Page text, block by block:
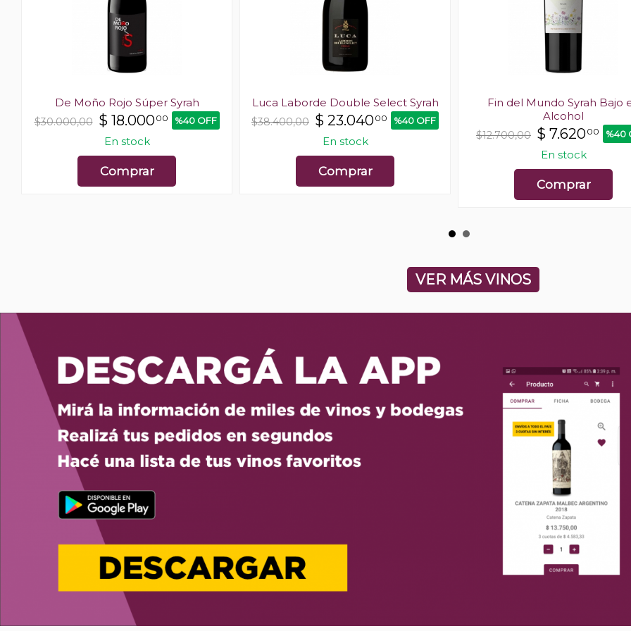
De Moño Rojo Súper Syrah
$30.000,00 $ 18.00000 %40 OFF
En stock
Comprar
Luca Laborde Double Select Syrah
$38.400,00 $ 23.04000 %40 OFF
En stock
Comprar
Fin del Mundo Syrah Bajo
Alcohol
$12.700,00 $ 7.62000 %40
En stock
Comprar
VER MÁS VINOS